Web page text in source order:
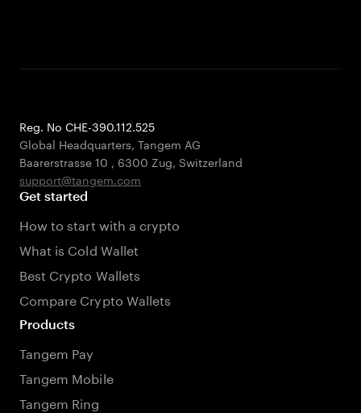
Reg. No CHE-390.112.525
Global Headquarters, Tangem AG
Baarerstrasse 10 , 6300 Zug, Switzerland
support@tangem.com
Get started
How to start with a crypto
What is Cold Wallet
Best Crypto Wallets
Compare Crypto Wallets
Products
Tangem Pay
Tangem Mobile
Tangem Ring